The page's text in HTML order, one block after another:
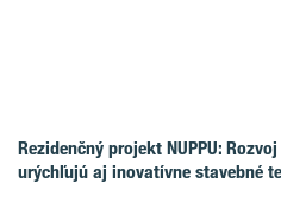
Rezidenčný projekt NUPPU:
urýchľujú aj inovatívne stavebné